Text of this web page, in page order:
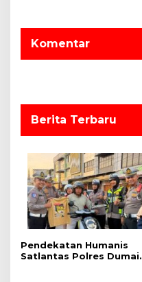
p
o
s
Komentar
Berita Terbaru
Pendekatan Humanis
Satlantas Polres Dumai,